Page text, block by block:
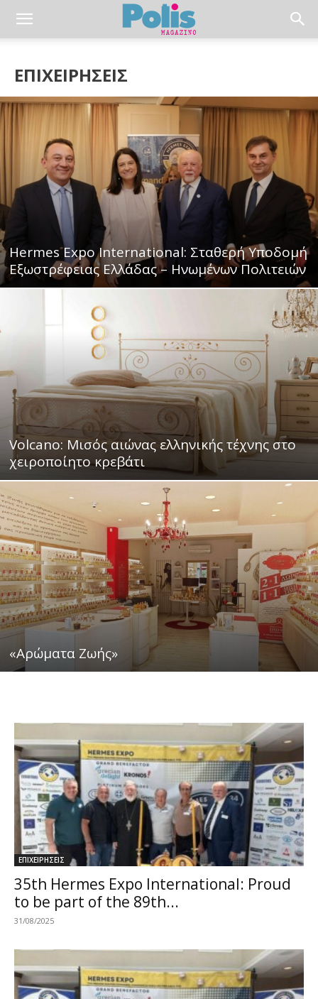
ΕΠΙΧΕΙΡΗΣΕΙΣ
Hermes Expo International: Σταθερή Υποδομή
Εξωστρέφειας Ελλάδας – Ηνωμένων Πολιτειών
Volcano: Μισός αιώνας ελληνικής τέχνης στο
χειροποίητο κρεβάτι
«Αρώματα Ζωής»
ΕΠΙΧΕΙΡΗΣΕΙΣ
35th Hermes Expo International: Proud
to be part of the 89th...
31/08/2025